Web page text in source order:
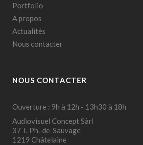
Portfolio
A propos
Actualités
Nous contacter
NOUS CONTACTER
Ouverture : 9h à 12h - 13h30 à 18h
Audiovisuel Concept Sàrl
37 J.-Ph.-de-Sauvage
1219 Châtelaine